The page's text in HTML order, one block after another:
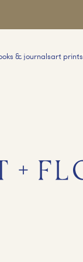
& journalsart prints